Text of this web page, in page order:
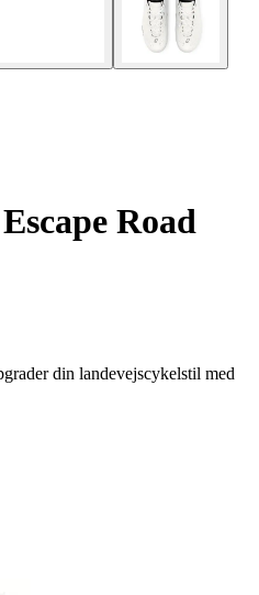
Road
din landevejscykelstil med